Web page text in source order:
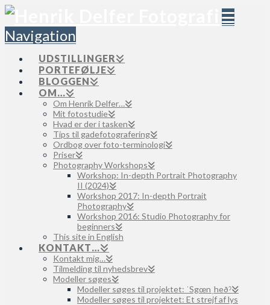
Navigation
UDSTILLINGER
PORTEFØLJE
BLOGGEN
OM…
Om Henrik Delfer…
Mit fotostudie
Hvad er der i tasken
Tips til gadefotografering
Ordbog over foto-terminologi
Priser
Photography Workshops
Workshop: In-depth Portrait Photography
II (2024)
Workshop 2017: In-depth Portrait
Photography
Workshop 2016: Studio Photography for
beginners
This site in English
KONTAKT…
Kontakt mig…
Tilmelding til nyhedsbrev
Modeller søges
Modeller søges til projektet: ˈSgœnˌheðˀ
Modeller søges til projektet: Et strejf af lys